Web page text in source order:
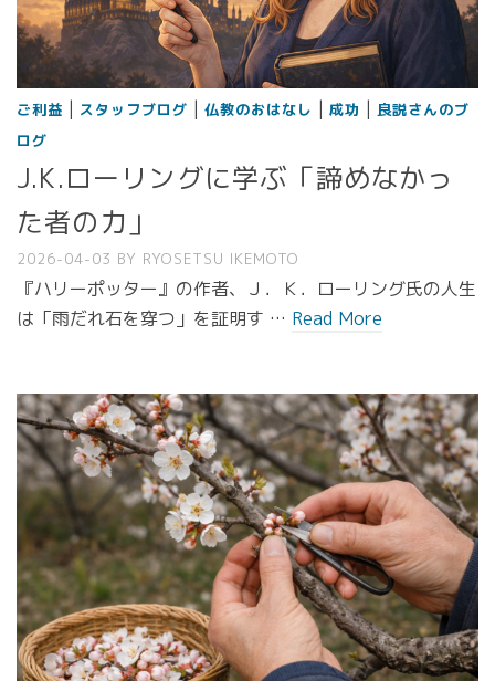
ご利益 | スタッフブログ | 仏教のおはなし | 成功 | 良説さんのブ
ログ
J.K.ローリングに学ぶ「諦めなかっ
た者の力」
2026-04-03 BY RYOSETSU IKEMOTO
『ハリーポッター』の作者、Ｊ．Ｋ．ローリング氏の人生
は「雨だれ石を穿つ」を証明す … Read More